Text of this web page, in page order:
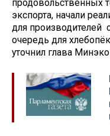
продовольственных
экспорта, начали
для производителей
очередь для
уточнил глава